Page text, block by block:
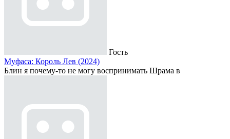
Гость
Муфаса: Король Лев (2024)
Блин я почему-то не могу воспринимать Шрама в